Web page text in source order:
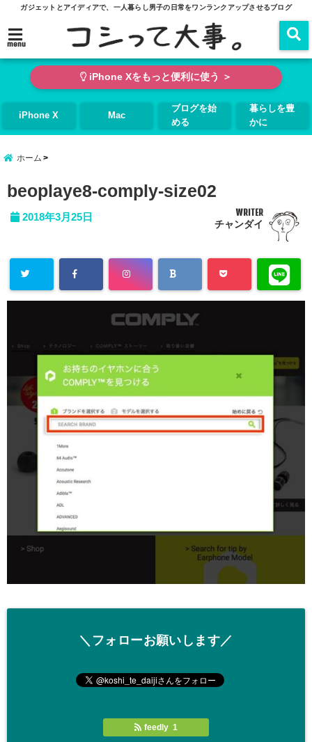
ガジェットとアイディアで、一人暮らし男子の日常をワンランクアップさせるブログ
menu
iPhone Xをもっと便利に使う ＞
iPhone X Mac
ブログを始
める
暮らしを豊
かに
ホーム
beoplaye8-comply-size02
2018年3月25日 WRITER
チャンダイ
＼フォローお願いします／
feedly 1